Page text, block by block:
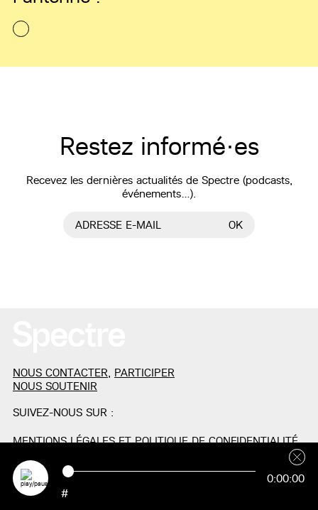
Restez informé·es
Recevez les dernières actualités de Spectre (podcasts,
événements…).
ADRESSE E-MAIL OK
NOUS CONTACTER, PARTICIPER
NOUS SOUTENIR
SUIVEZ-NOUS SUR :
MENTIONS LÉGALES ET POLITIQUE DE CONFIDENTIALITÉ
#
0:00:00